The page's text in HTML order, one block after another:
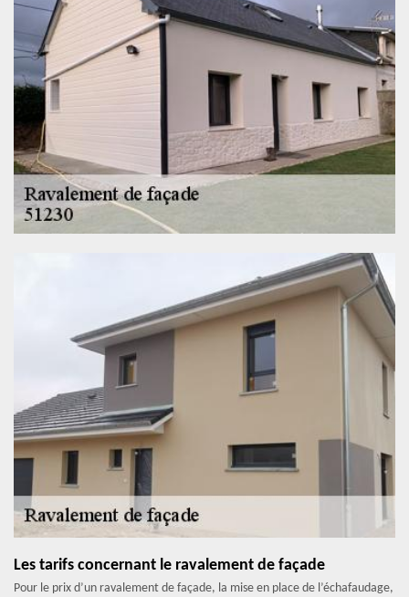
Les tarifs concernant le ravalement de façade
Pour le prix d’un ravalement de façade, la mise en place de l’échafaudage,